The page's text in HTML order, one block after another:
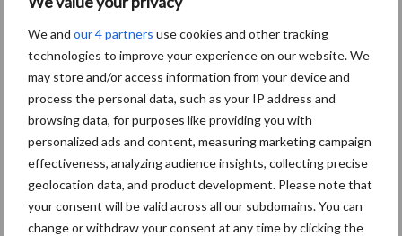
We and our 4 partners use cookies and other tracking
technologies to improve your experience on our website. We
may store and/or access information from your device and
process the personal data, such as your IP address and
browsing data, for purposes like providing you with
personalized ads and content, measuring marketing campaign
effectiveness, analyzing audience insights, collecting precise
geolocation data, and product development. Please note that
your consent will be valid across all our subdomains. You can
change or withdraw your consent at any time by clicking the
bodemkaarten te genereren, terwijl de Report Builder een
beknopte samenvatting kan geven van de werkzaamheden die op
een specifiek veld zijn verricht.
“Met de lancering van mySTEYR en S-Fleet hebben STEYR-
klanten nu toegang tot telematicatechnologie; die enorme
voordelen voor gegevensbeheer en dus de productiviteit biedt”,
aldus Peter Friis, STEYR Head of Commercial Operations in
Europa.